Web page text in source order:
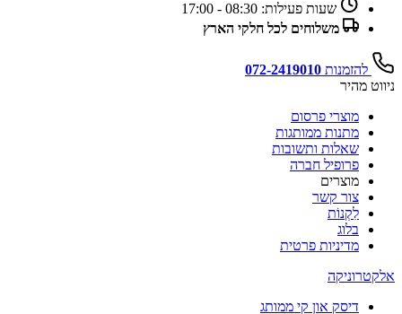
שעות פעילות: 08:30 - 17:00
משלוחים לכל חלקי הארץ
להזמנות 072-2419010
ניווט מהיר
מוצרי פרסום
מתנות ממותגות
שאלות ותשובות
פרופיל חברה
מוצרים
צור קשר
לִקְנוֹת
בלוג
מדיניות פרטית
אלקטרוניקה
דיסק און קי ממותג